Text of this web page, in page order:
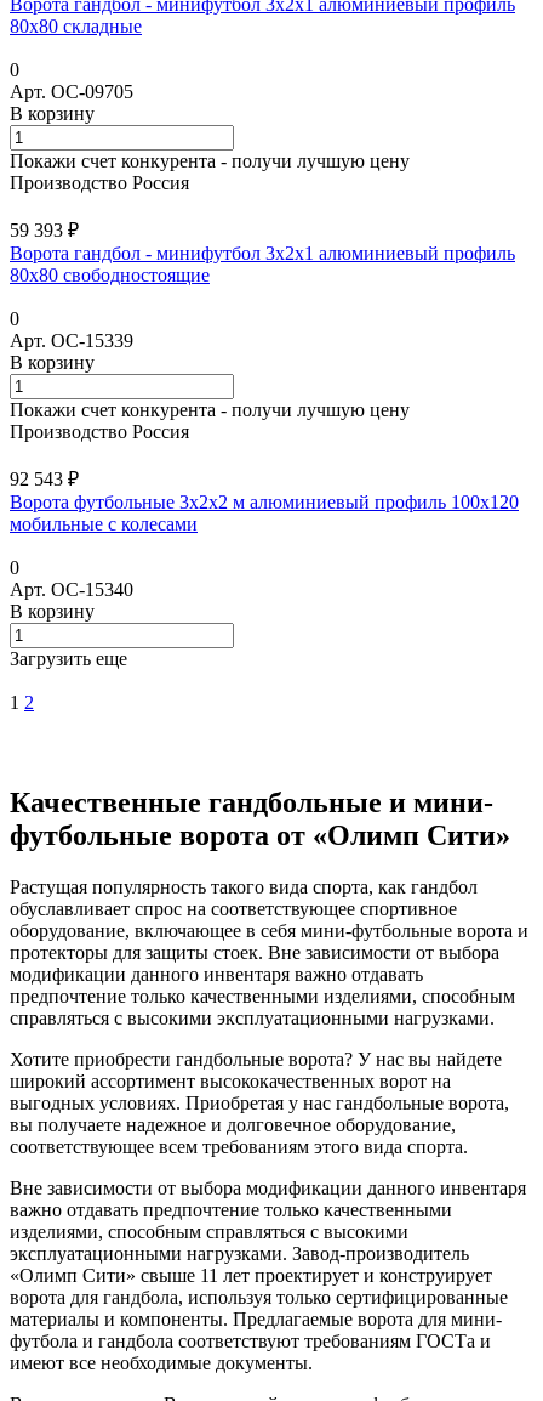
80х80 складные
0
Арт. ОС-09705
В корзину
Покажи счет конкурента - получи лучшую цену
Производство Россия
59 393 ₽
Ворота гандбол - минифутбол 3x2x1 алюминиевый профиль
80х80 свободностоящие
0
Арт. ОС-15339
В корзину
Покажи счет конкурента - получи лучшую цену
Производство Россия
92 543 ₽
Ворота футбольные 3х2х2 м алюминиевый профиль 100х120
мобильные с колесами
0
Арт. ОС-15340
В корзину
Загрузить еще
1 2
Качественные гандбольные и мини-
футбольные ворота от «Олимп Сити»
Растущая популярность такого вида спорта, как гандбол
обуславливает спрос на соответствующее спортивное
оборудование, включающее в себя мини-футбольные ворота и
протекторы для защиты стоек. Вне зависимости от выбора
модификации данного инвентаря важно отдавать
предпочтение только качественными изделиями, способным
справляться с высокими эксплуатационными нагрузками.
Хотите приобрести гандбольные ворота? У нас вы найдете
широкий ассортимент высококачественных ворот на
выгодных условиях. Приобретая у нас гандбольные ворота,
вы получаете надежное и долговечное оборудование,
соответствующее всем требованиям этого вида спорта.
Вне зависимости от выбора модификации данного инвентаря
важно отдавать предпочтение только качественными
изделиями, способным справляться с высокими
эксплуатационными нагрузками. Завод-производитель
«Олимп Сити» свыше 11 лет проектирует и конструирует
ворота для гандбола, используя только сертифицированные
материалы и компоненты. Предлагаемые ворота для мини-
футбола и гандбола соответствуют требованиям ГОСТа и
имеют все необходимые документы.